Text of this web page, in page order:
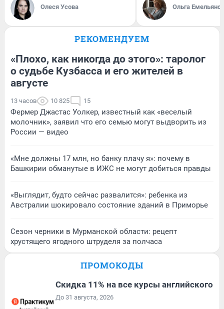
Олеся Усова Ольга
РЕКОМЕНДУЕМ
«Плохо, как никогда до этого»: таролог
о судьбе Кузбасса и его жителей в
августе
13 часов 10 825 15
Фермер Джастас Уолкер, известный как «веселый
молочник», заявил что его семью могут выдворить из
России — видео
«Мне должны 17 млн, но банку плачу я»: почему в
Башкирии обманутые в ИЖС не могут добиться правды
«Выглядит, будто сейчас развалится»: ребенка из
Австралии шокировало состояние зданий в Приморье
Сезон черники в Мурманской области: рецепт
хрустящего ягодного штруделя за полчаса
ПРОМОКОДЫ
Скидка 11% на все курсы английского
До 31 августа, 2026